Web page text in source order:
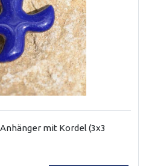
mit Kordel (3x3